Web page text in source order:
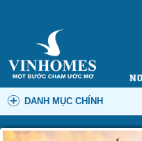
DANH MỤC CHÍNH